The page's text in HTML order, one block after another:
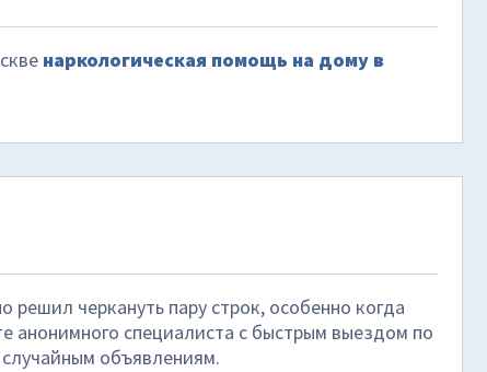
наркологическая помощь на дому в
решил черкануть пару строк, особенно когда
анонимного специалиста с быстрым выездом по
объявлениям.